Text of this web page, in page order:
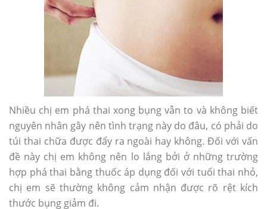
Nhiều chị em phá thai xong bụng vẫn to và không biết
nguyên nhân gây nên tình trạng này do đâu, có phải do
túi thai chữa được đẩy ra ngoài hay không. Đối với vấn
đề này chị em không nên lo lắng bởi ở những trường
hợp phá thai bằng thuốc áp dụng đối với tuổi thai nhỏ,
chị em sẽ thường không cảm nhận được rõ rệt kích
thước bụng giảm đi.